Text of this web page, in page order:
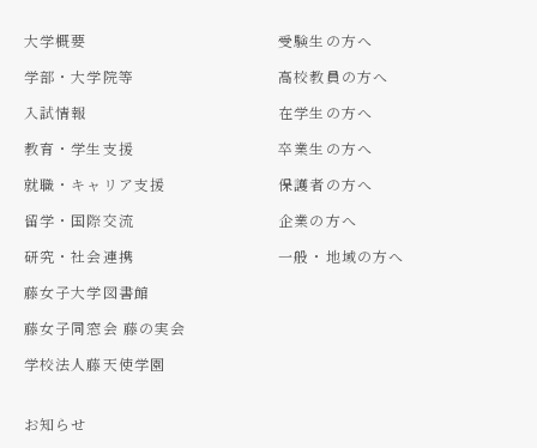
大学概要
学部・大学院等
入試情報
教育・学生支援
就職・キャリア支援
留学・国際交流
研究・社会連携
藤女子大学図書館
藤女子同窓会 藤の実会
学校法人藤天使学園
受験生の方へ
高校教員の方へ
在学生の方へ
卒業生の方へ
保護者の方へ
企業の方へ
一般・地域の方へ
お知らせ